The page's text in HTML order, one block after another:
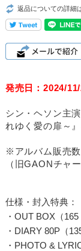
返品についての詳細
発売日：2024/
シン・ヘソン主
れゆく愛の扉～
※アルバム販売
（旧GAONチャ
仕様・封入特典：
・OUT BOX（165
・DIARY 80P（
・PHOTO &